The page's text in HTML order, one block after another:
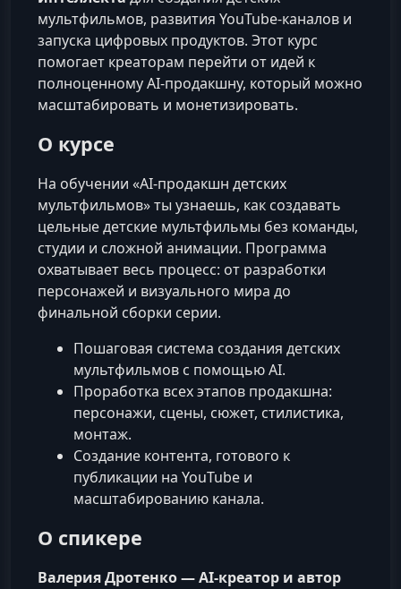
мультфильмов, развития YouTube‑каналов и
запуска цифровых продуктов. Этот курс
помогает креаторам перейти от идей к
полноценному AI‑продакшну, который можно
масштабировать и монетизировать.
О курсе
На обучении «AI‑продакшн детских
мультфильмов» ты узнаешь, как создавать
цельные детские мультфильмы без команды,
студии и сложной анимации. Программа
охватывает весь процесс: от разработки
персонажей и визуального мира до
финальной сборки серии.
Пошаговая система создания детских
мультфильмов с помощью AI.
Проработка всех этапов продакшна:
персонажи, сцены, сюжет, стилистика,
монтаж.
Создание контента, готового к
публикации на YouTube и
масштабированию канала.
О спикере
Валерия Дротенко — AI‑креатор и автор